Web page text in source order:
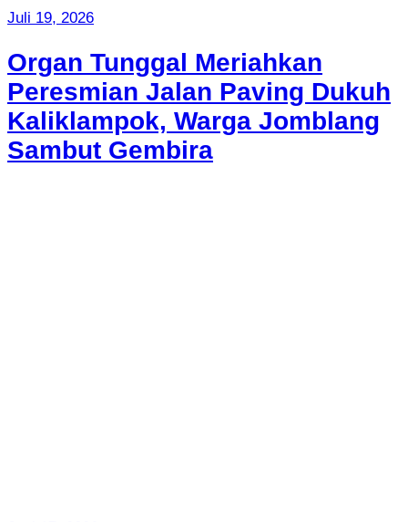
Juli 19, 2026
Organ Tunggal Meriahkan
Peresmian Jalan Paving Dukuh
Kaliklampok, Warga Jomblang
Sambut Gembira